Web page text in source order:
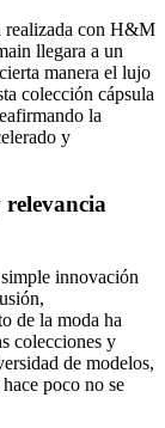
realizada con H&M
llegara a un
manera el lujo
colección cápsula
la
y
innovación
de la moda ha
colecciones y
de modelos,
poco no se